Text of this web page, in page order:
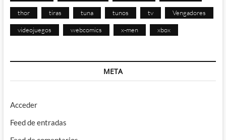
thor tiras tuna tunos tv Vengadores
videojuegos webcomics x-men xbox
META
Acceder
Feed de entradas